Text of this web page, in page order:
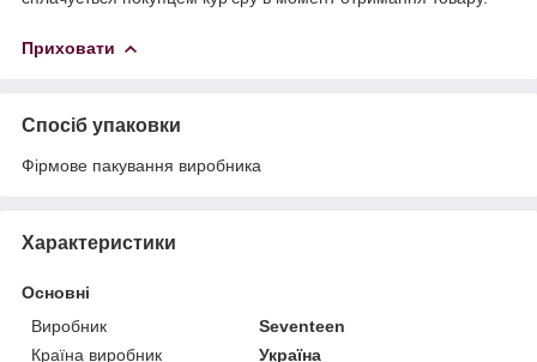
Приховати
Спосіб упаковки
Фірмове пакування виробника
Характеристики
Основні
Виробник
Seventeen
Країна виробник
Україна